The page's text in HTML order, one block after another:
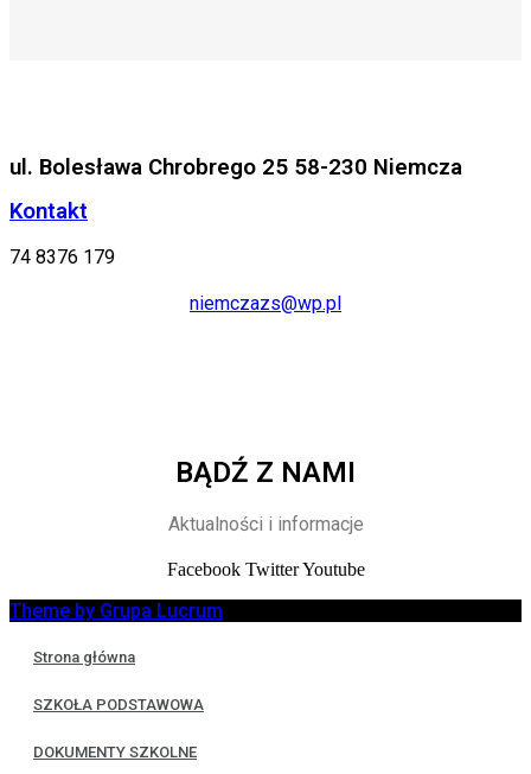
ul. Bolesława Chrobrego 25 58-230 Niemcza
Kontakt
74 8376 179
niemczazs@wp.pl
BĄDŹ Z NAMI
Aktualności i informacje
Facebook Twitter Youtube
Theme by Grupa Lucrum
Strona główna
SZKOŁA PODSTAWOWA
DOKUMENTY SZKOLNE